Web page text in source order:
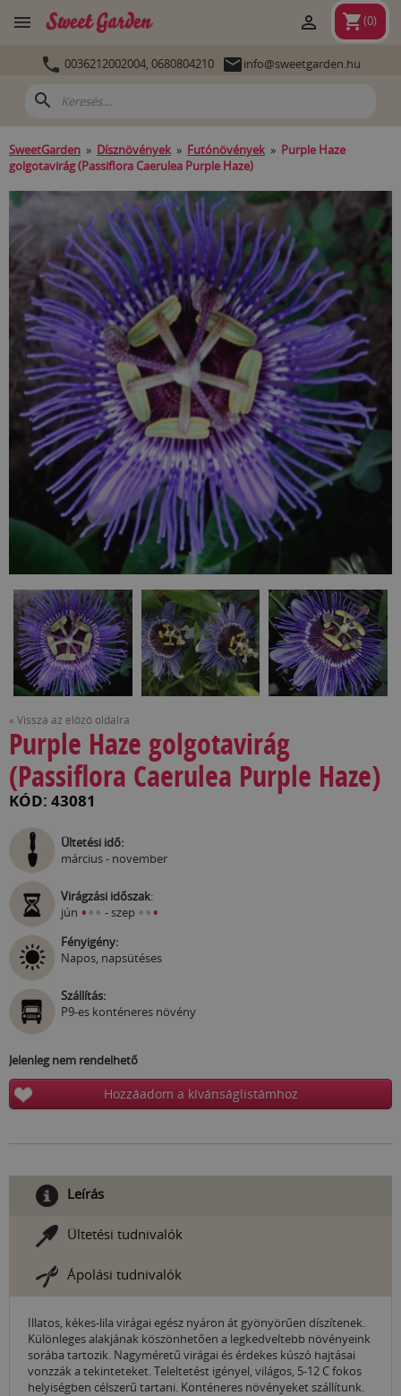
 shopping_cart(0)

 0036212002004, 0680804210 info@sweetgarden.hu
search
SweetGarden » Dísznövények » Futónövények » Purple Haze
golgotavirág (Passiflora Caerulea Purple Haze)
« Vissza az előző oldalra
Purple Haze golgotavirág
(Passiflora Caerulea Purple Haze)
KÓD: 43081
Ültetési idő:
március - november
Virágzási időszak:
jún ••• - szep •••
Fényigény:
Napos, napsütéses
Szállítás:
P9-es konténeres növény
Jelenleg nem rendelhető
Hozzáadom a kívánságlistámhoz
Leírás
Ültetési tudnivalók
Ápolási tudnivalók
Illatos, kékes-lila virágai egész nyáron át gyönyörűen díszítenek.
Különleges alakjának köszönhetően a legkedveltebb növényeink
sorába tartozik. Nagyméretű virágai és érdekes kúszó hajtásai
vonzzák a tekinteteket. Teleltetést igényel, világos, 5-12 C fokos
helyiségben célszerű tartani. Konténeres növényeket szállítunk.